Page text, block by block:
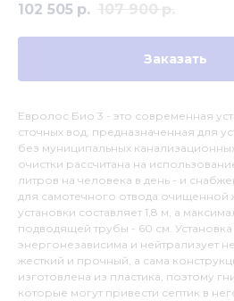
102 505 р.
Заказать
Евролос Био 3 - это современная
сточных вод, предназначенная для
без муниципальных
очистки рассчитана на
литров на человека в день - и
для самотечного отвода очищенной
установки составляет 1,8 м, а
подводящей трубы - 60 см.
энергонезависима и нейтрализует
жесткий и прочный, а сама
изготовлена из пластика, поэтому
которые могут привести септик в